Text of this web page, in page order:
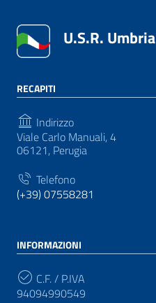
U.S.R. Umbria
RECAPITI
Indirizzo
Viale Carlo Manuali, 4
06121, Perugia
Telefono
(+39) 07558281
INFORMAZIONI
C.F. / P.IVA
94094990549